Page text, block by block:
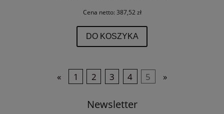
Cena netto: 387,52 zł
DO KOSZYKA
« 1 2 3 4 5 »
Newsletter